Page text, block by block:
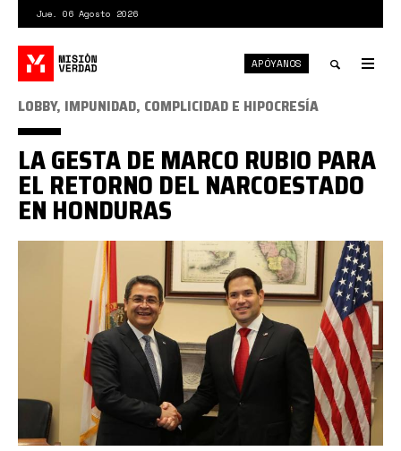
contenido
principal
Jue. 06 Agosto 2026
APÓYANOS
LOBBY, IMPUNIDAD, COMPLICIDAD E HIPOCRESÍA
LA GESTA DE MARCO RUBIO PARA
EL RETORNO DEL NARCOESTADO
EN HONDURAS